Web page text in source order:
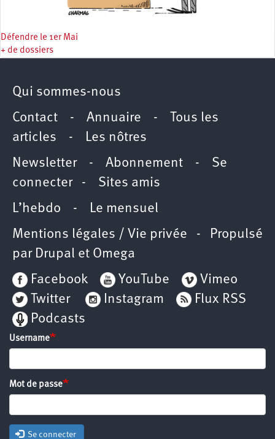
Défendre le 1er Mai
+ de dossiers
Qui sommes-nous
Contact - Annuaire -
Tous les
articles - Les nôtres
Newsletter- Abonnement - Se
connecter- Sites amis
L’hebdo - Le mensuel
Mentions légales / Vie privée - Propulsé
par Drupal et Omega
Facebook
YouTube
Vimeo
Twitter
Instagram
Flux RSS
Podcasts
Username
Mot de passe
Se connecter